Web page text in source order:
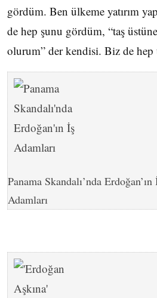
gördüm. Ben ülkeme yatırım
de hep şunu gördüm, “taş
olurum” der kendisi. Biz de hep
Panama Skandalı’nda Erdoğan’ın
Adamları